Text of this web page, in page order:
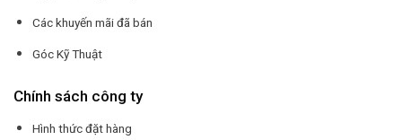
Các khuyến mãi đã bán
Góc Kỹ Thuật
Chính sách công ty
Hình thức đặt hàng